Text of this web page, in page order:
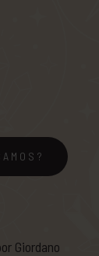
Giordano